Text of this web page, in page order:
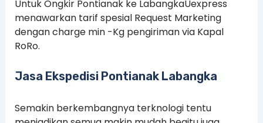
Untuk Ongkir Pontianak ke LabangkaUexpress
menawarkan tarif spesial Request Marketing
dengan charge min -Kg pengiriman via Kapal
RoRo.
Jasa Ekspedisi Pontianak Labangka
Semakin berkembangnya terknologi tentu